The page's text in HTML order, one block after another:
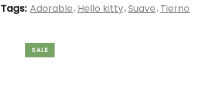
quantity
Tags: Adorable Hello kitty Suave Tierno
SALE